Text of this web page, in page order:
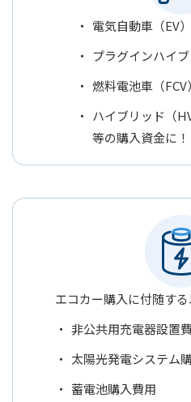
電気自動車（EV）
プラグインハイ
燃料電池車（FCV）
ハイブリッド（HV
等の購入資金に！
エコカー購入に付随す
非公共用充電器設置
太陽光発電システム
蓄電池購入費用